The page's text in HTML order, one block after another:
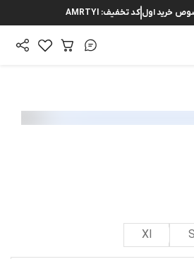
خرید اول کد تخفیف: AMRTYI
S
Xl